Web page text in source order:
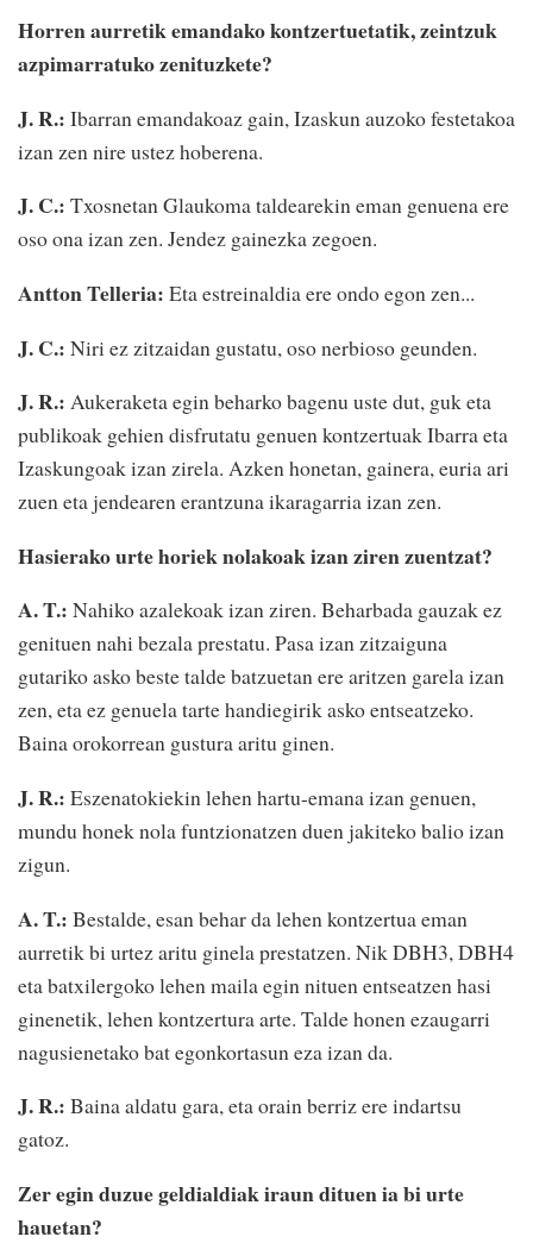
Horren aurretik emandako kontzertuetatik, zeintzuk
azpimarratuko zenituzkete?
J. R.: Ibarran emandakoaz gain, Izaskun auzoko festetakoa
izan zen nire ustez hoberena.
J. C.: Txosnetan Glaukoma taldearekin eman genuena ere
oso ona izan zen. Jendez gainezka zegoen.
Antton Telleria: Eta estreinaldia ere ondo egon zen...
J. C.: Niri ez zitzaidan gustatu, oso nerbioso geunden.
J. R.: Aukeraketa egin beharko bagenu uste dut, guk eta
publikoak gehien disfrutatu genuen kontzertuak Ibarra eta
Izaskungoak izan zirela. Azken honetan, gainera, euria ari
zuen eta jendearen erantzuna ikaragarria izan zen.
Hasierako urte horiek nolakoak izan ziren zuentzat?
A. T.: Nahiko azalekoak izan ziren. Beharbada gauzak ez
genituen nahi bezala prestatu. Pasa izan zitzaiguna
gutariko asko beste talde batzuetan ere aritzen garela izan
zen, eta ez genuela tarte handiegirik asko entseatzeko.
Baina orokorrean gustura aritu ginen.
J. R.: Eszenatokiekin lehen hartu-emana izan genuen,
mundu honek nola funtzionatzen duen jakiteko balio izan
zigun.
A. T.: Bestalde, esan behar da lehen kontzertua eman
aurretik bi urtez aritu ginela prestatzen. Nik DBH3, DBH4
eta batxilergoko lehen maila egin nituen entseatzen hasi
ginenetik, lehen kontzertura arte. Talde honen ezaugarri
nagusienetako bat egonkortasun eza izan da.
J. R.: Baina aldatu gara, eta orain berriz ere indartsu
gatoz.
Zer egin duzue geldialdiak iraun dituen ia bi urte
hauetan?